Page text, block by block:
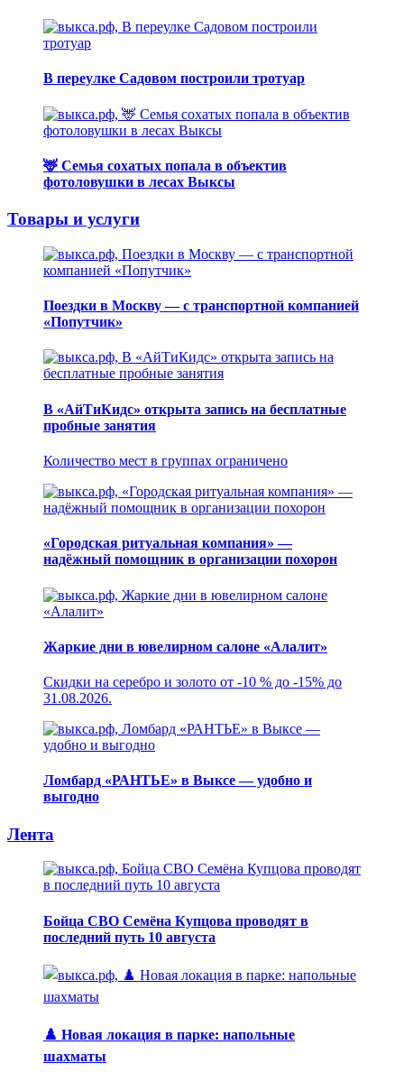
В переулке Садовом построили тротуар
🦌 Семья сохатых попала в объектив
фотоловушки в лесах Выксы
Товары и услуги
Поездки в Москву — с транспортной компанией
«Попутчик»
В «АйТиКидс» открыта запись на бесплатные
пробные занятия
Количество мест в группах ограничено
«Городская ритуальная компания» —
надёжный помощник в организации похорон
Жаркие дни в ювелирном салоне «Алалит»
Скидки на серебро и золото от -10 % до -15% до
31.08.2026.
Ломбард «РАНТЬЕ» в Выксе — удобно и
выгодно
Лента
Бойца СВО Семёна Купцова проводят в
последний путь 10 августа
♟️ Новая локация в парке: напольные
шахматы